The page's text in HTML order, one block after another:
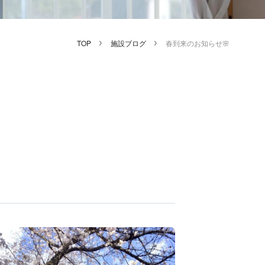
TOP 施設ブログ 春到来のお知らせ🌸